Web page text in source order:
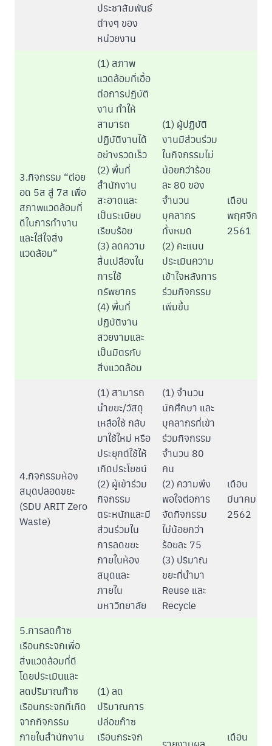
ประชาสัมพันธ์
ต่างๆ ของ
หน่วยงาน
3.กิจกรรม “ต่อย
อด 5ส สู่ 7ส เพื่อ
สภาพแวดล้อมที่
ดีในการทำงาน
และใส่ใจสิ่ง
แวดล้อม”
(1) สภาพ
แวดล้อมที่เอื้อ
ต่อการปฏิบัติ
งาน ทำให้
สามารถ
ปฏิบัติงานได้
อย่างรวดเร็ว
(2) พื้นที่
สำนักงาน
สะอาดและ
เป็นระเบียบ
เรียบร้อย
(3) ลดความ
สิ้นเปลืองใน
การใช้
ทรัพยากร
(4) พื้นที่
ปฏิบัติงาน
สวยงามและ
เป็นมิตรกับ
สิ่งแวดล้อม
(1) ผู้ปฏิบัติ
งานมีส่วนร่วม
ในกิจกรรมไม่
น้อยกว่าร้อย
ละ 80 ของ
จำนวน
บุคลากร
ทั้งหมด
(2) คะแนน
ประเมินความ
เข้าใจหลังการ
ร่วมกิจกรรม
เพิ่มขึ้น
เดือน
พฤศจิกาย
2561
4.กิจกรรมห้อง
สมุดปลอดขยะ
(SDU ARIT Zero
Waste)
(1) สามารถ
นำขยะ/วัสดุ
เหลือใช้ กลับ
มาใช้ใหม่ หรือ
ประยุกต์ใช้ให้
เกิดประโยชน์
(2) ผู้เข้าร่วม
กิจกรรม
ตระหนักและมี
ส่วนร่วมใน
การลดขยะ
ภายในห้อง
สมุดและ
ภายใน
มหาวิทยาลัย
(1) จำนวน
นักศึกษา และ
บุคลากรที่เข้า
ร่วมกิจกรรม
จำนวน 80
คน
(2) ความพึง
พอใจต่อการ
จัดกิจกรรม
ไม่น้อยกว่า
ร้อยละ 75
(3) ปริมาณ
ขยะที่นำมา
Reuse และ
Recycle
เดือน
มีนาคม
2562
5.การลดก๊าซ
เรือนกระจกเพื่อ
สิ่งแวดล้อมที่ดี
โดยประเมินและ
ลดปริมาณก๊าซ
เรือนกระจกที่เกิด
จากกิจกรรม
ภายในสำนักงาน
(1) ลด
ปริมาณการ
ปล่อยก๊าซ
เรือนกระจก
เดือน